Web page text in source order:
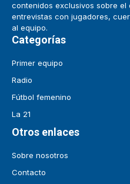
contenidos exclusivos sobre
entrevistas con jugadores,
al equipo.
Categorías
Primer equipo
Radio
Fútbol femenino
La 21
Otros enlaces
Sobre nosotros
Contacto